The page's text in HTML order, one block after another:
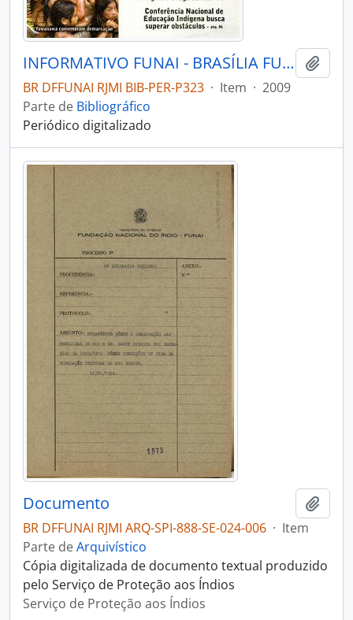
INFORMATIVO FUNAI - BRASÍLIA FUNAI - 2009 - Nº03 - CADERNO 02
BR DFFUNAI RJMI BIB-PER-P323 · Item · 2009
Parte de Bibliográfico
Periódico digitalizado
Documento
BR DFFUNAI RJMI ARQ-SPI-888-SE-024-006 · Item
Parte deArquivístico
Cópia digitalizada de documento textual produzido
pelo Serviço de Proteção aos Índios
Serviço de Proteção aos Índios